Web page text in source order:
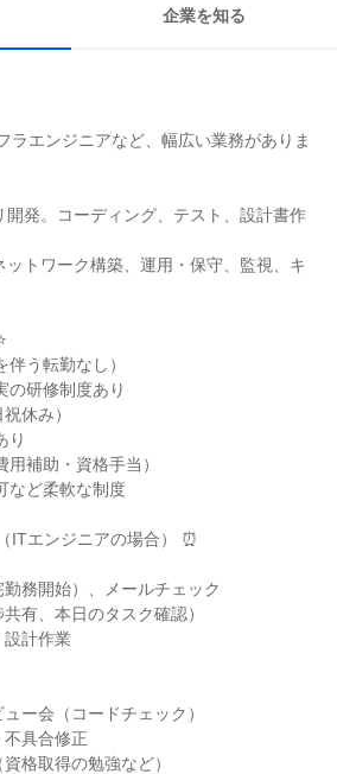
企業を知る
ラエンジニアなど、幅広い業務がありま
発。コーディング、テスト、設計書作
トワーク構築、運用・保守、監視、キ
う転勤なし）
の研修制度あり
休み）
り
補助・資格手当）
など柔軟な制度
ITエンジニアの場合） ⏰
務開始）、メールチェック
有、本日のタスク確認）
計作業
ー会（コードチェック）
具合修正
格取得の勉強など）